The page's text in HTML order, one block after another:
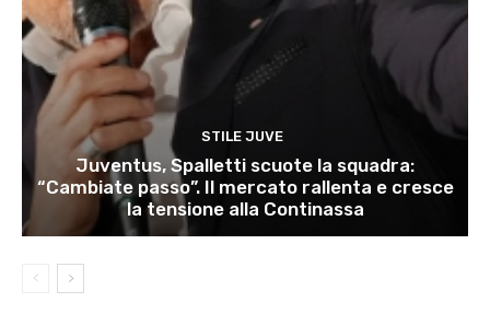
STILE JUVE
Juventus, Spalletti scuote la squadra:
“Cambiate passo”. Il mercato rallenta e cresce
la tensione alla Continassa